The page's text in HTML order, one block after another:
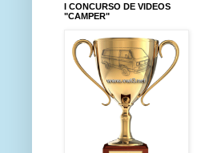
I CONCURSO DE VIDEOS
"CAMPER"